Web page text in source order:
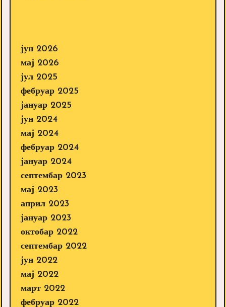
јун 2026
мај 2026
јул 2025
фебруар 2025
јануар 2025
јун 2024
мај 2024
фебруар 2024
јануар 2024
септембар 2023
мај 2023
април 2023
јануар 2023
октобар 2022
септембар 2022
јун 2022
мај 2022
март 2022
фебруар 2022